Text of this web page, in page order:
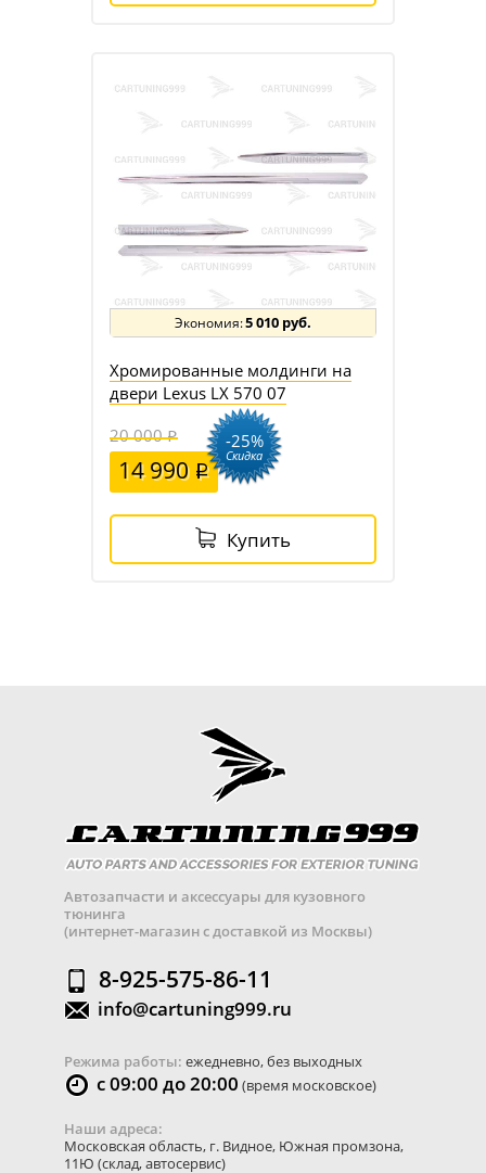
5 010 руб.
Хромированные молдинги на
двери Lexus LX 570 07
20 000
14 990
-25%
Скидка
Купить
Автозапчасти и аксессуары для кузовного
тюнинга
(интернет-магазин с доставкой из Москвы)
8-925-575-86-11
info@cartuning999.ru
Режима работы: ежедневно, без выходных
с 09:00 до 20:00 (время московское)
Наши адреса:
Московская область, г. Видное, Южная промзона,
11Ю (склад, автосервис)